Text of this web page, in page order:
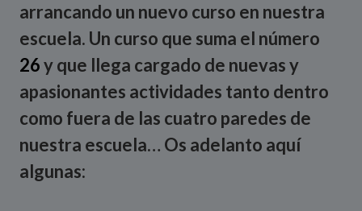
arrancando un nuevo curso en nuestra
escuela. Un curso que suma el número
26y que llega cargado de nuevas y
apasionantes actividades tanto dentro
como fuera de las cuatro paredes de
nuestra escuela… Os adelanto aquí
algunas: